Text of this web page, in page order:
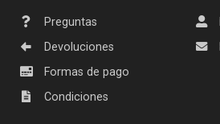
Preguntas
Devoluciones
Formas de pago
Condiciones